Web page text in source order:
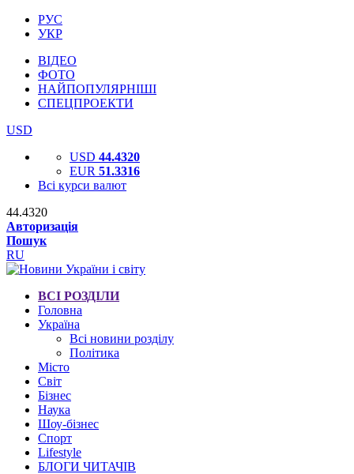
РУС
УКР
ВІДЕО
ФОТО
НАЙПОПУЛЯРНІШІ
СПЕЦПРОЕКТИ
USD
USD 44.4320
EUR 51.3316
Всі курси валют
44.4320
Авторизація
Пошук
RU
ВСІ РОЗДІЛИ
Головна
Україна
Всі новини розділу
Політика
Місто
Світ
Бізнес
Наука
Шоу-бізнес
Спорт
Lifestyle
БЛОГИ ЧИТАЧІВ